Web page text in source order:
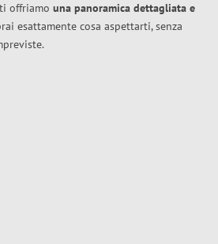
offriamo una panoramica dettagliata e
esattamente cosa aspettarti, senza